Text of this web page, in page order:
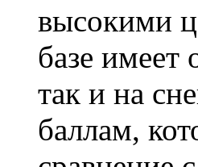
высокими
базе имеет
так и на
баллам,